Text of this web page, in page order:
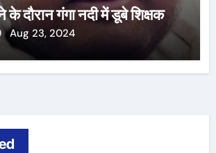
के दौरान गंगा नदी में डूबे शिक्षक
Aug 23, 2024